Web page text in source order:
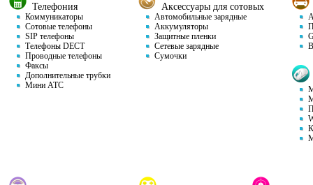
Телефония
Коммуникаторы
Сотовые телефоны
SIP телефоны
Телефоны DECT
Проводные телефоны
Факсы
Дополнительные трубки
Мини АТС
Аксессуары для сотовых
Автомобильные зарядные
Аккумуляторы
Защитные пленки
Сетевые зарядные
Сумочки